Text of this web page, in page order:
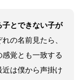
子とできない子が
の名前見たら、
感覚とも一致する
は僕から声掛け